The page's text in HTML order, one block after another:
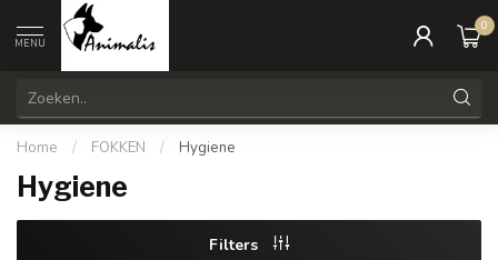
MENU
0
Home / FOKKEN / Hygiene
Hygiene
Filters